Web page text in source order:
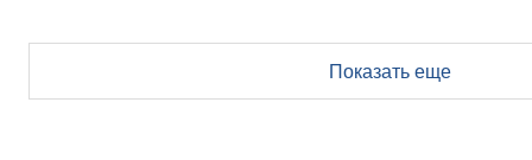
Показать еще